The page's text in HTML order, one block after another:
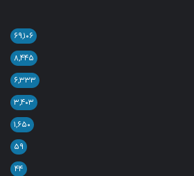
۶۹,۱۰۶
۸,۴۴۵
۶,۳۳۳
۳,۴۰۳
۱,۶۵۰
۵۹
۴۴